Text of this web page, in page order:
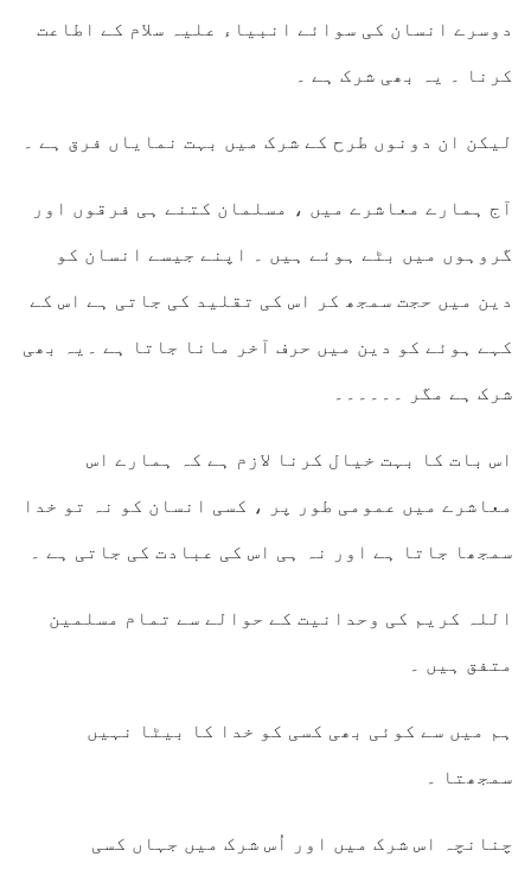
دوسرے انسان کی سوائے انبیاء علیہ سلام کے اطاعت
کرنا ۔ یہ بھی شرک ہے ۔
لیکن ان دونوں طرح کے شرک میں بہت نمایاں فرق ہے ۔
آج ہمارے معاشرے میں ، مسلمان کتنے ہی فرقوں اور
گروہوں میں بٹے ہوئے ہیں ۔ اپنے جیسے انسان کو
دین میں حجت سمجھ کر اس کی تقلید کی جاتی ہے اس کے
کہے ہوئے کو دین میں حرف آخر مانا جاتا ہے ۔یہ بھی
شرک ہے مگر ۔۔۔۔۔۔
اس بات کا بہت خیال کرنا لازم ہے کہ ہمارے اس
معاشرے میں عمومی طور پر ، کسی انسان کو نہ تو خدا
سمجھا جاتا ہے اور نہ ہی اس کی عبادت کی جاتی ہے ۔
اللہ کریم کی وحدانیت کے حوالے سے تمام مسلمین
متفق ہیں ۔
ہم میں سے کوئی بھی کسی کو خدا کا بیٹا نہیں
سمجھتا ۔
چنانچہ اس شرک میں اور اُس شرک میں جہاں کسی